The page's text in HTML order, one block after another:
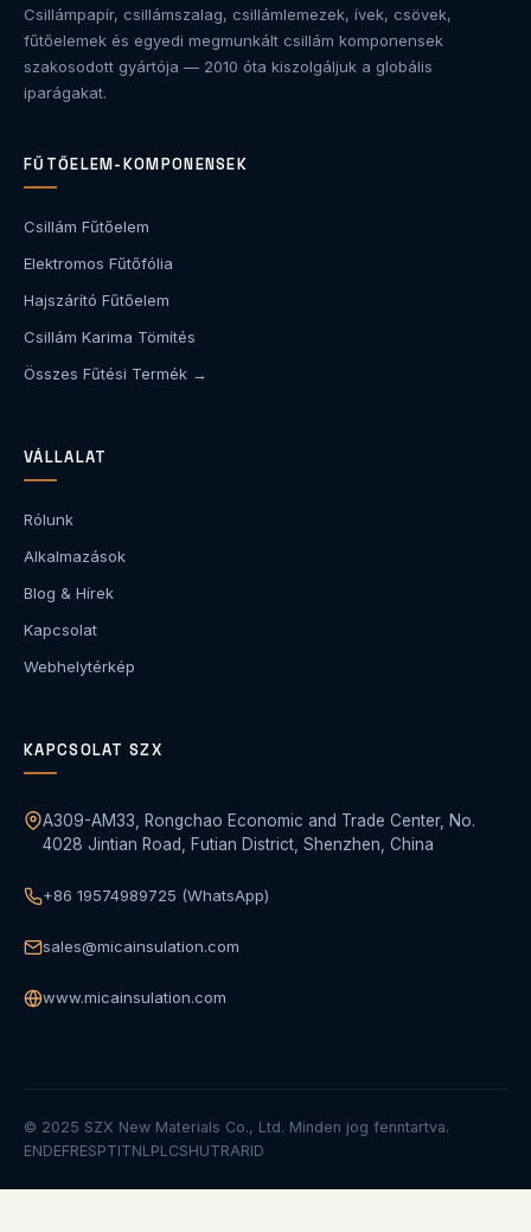
Csillámpapír, csillámszalag, csillámlemezek, ívek, csövek,
fűtőelemek és egyedi megmunkált csillám komponensek
szakosodott gyártója — 2010 óta kiszolgáljuk a globális
iparágakat.
FŰTŐELEM-KOMPONENSEK
Csillám Fűtőelem
Elektromos Fűtőfólia
Hajszárító Fűtőelem
Csillám Karima Tömítés
Összes Fűtési Termék →
VÁLLALAT
Rólunk
Alkalmazások
Blog & Hírek
Kapcsolat
Webhelytérkép
KAPCSOLAT SZX
A309-AM33, Rongchao Economic and Trade Center, No.
4028 Jintian Road, Futian District, Shenzhen, China
+86 19574989725 (WhatsApp)
sales@micainsulation.com
www.micainsulation.com
© 2025 SZX New Materials Co., Ltd. Minden jog fenntartva.
ENDEFRESPTITNL PL CSHUTRARID